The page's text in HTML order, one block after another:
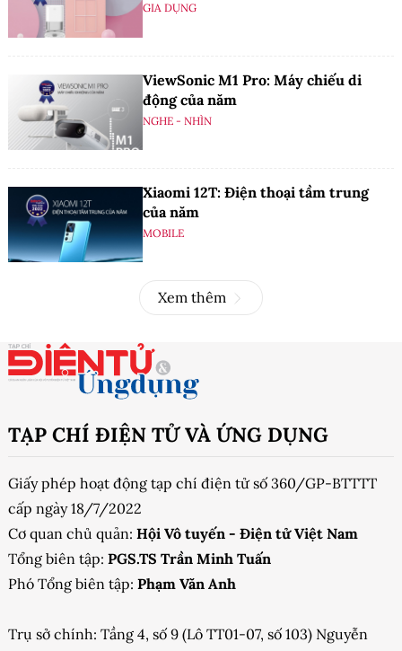
GIA DỤNG
ViewSonic M1 Pro: Máy chiếu di
động của năm
NGHE - NHÌN
Xiaomi 12T: Điện thoại tầm trung
của năm
MOBILE
Xem thêm
TẠP CHÍ ĐIỆN TỬ VÀ ỨNG DỤNG
Giấy phép hoạt động tạp chí điện tử số 360/GP-BTTTT
cấp ngày 18/7/2022
Cơ quan chủ quản: Hội Vô tuyến - Điện tử Việt Nam
Tổng biên tập: PGS.TS Trần Minh Tuấn
Phó Tổng biên tập: Phạm Văn Anh
Trụ sở chính: Tầng 4, số 9 (Lô TT01-07, số 103) Nguyễn